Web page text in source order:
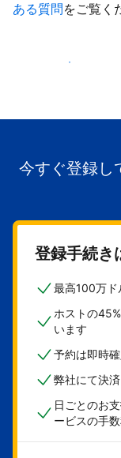
ある質問をご覧く
掲載を開始する
今すぐ登録し
登録手続き
最高100万ド
ホストの
います
予約は即時
弊社にて決
日ごとのお
ービスの手